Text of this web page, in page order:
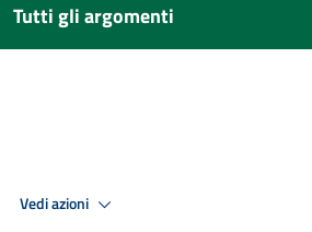
Tutti gli argomenti
Vedi azioni